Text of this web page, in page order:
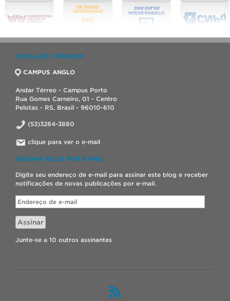
LOCALIZE O PPGCEM
CAMPUS ANGLO
Andar Térreo - Campus Porto
Rua Gomes Carneiro, 01 - Centro
Pelotas - RS, Brasil - 96010-610
(53)3284-3880
clique para ver o e-mail
ASSINAR BLOG POR E-MAIL
Digite seu endereço de e-mail para assinar este blog e receber
notificações de novas publicações por e-mail.
Endereço
de
e-
mail
Assinar
Junte-se a 10 outros assinantes